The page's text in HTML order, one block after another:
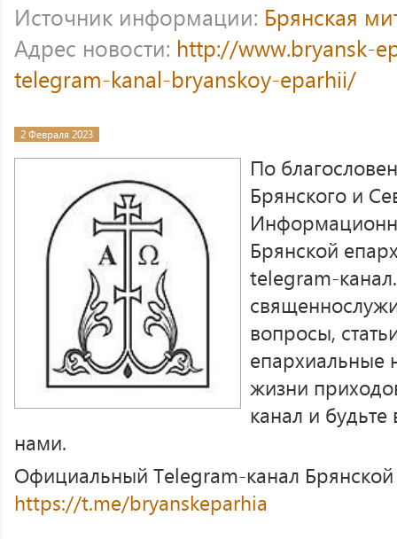
Источник информации: Брянская
Адрес новости: http://www.bryansk-
telegram-kanal-bryanskoy-eparhii/
2 Февраля 2023
По
Брянского и
Брянской
telegram-
вопросы,
епархиальные
жизни
канал и
нами.
Официальный Telegram-канал
https://t.me/bryanskeparhia